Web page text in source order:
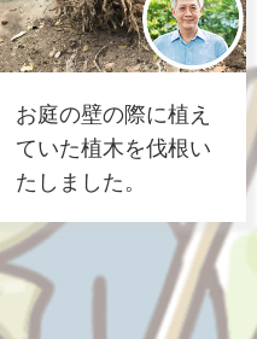
お庭の壁の際に植え
ていた植木を伐根い
たしました。